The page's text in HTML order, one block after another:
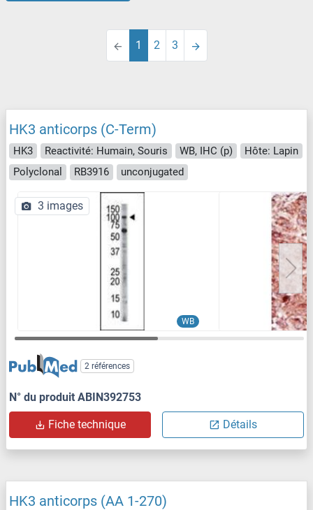
1 2 3
HK3 anticorps (C-Term)
HK3 Reactivité: Humain, Souris WB, IHC (p)
Hôte: Lapin
Polyclonal
RB3916 unconjugated
WB
3 images
2 références
N° du produit ABIN392753
Fiche technique Détails
HK3 anticorps (AA 1-270)